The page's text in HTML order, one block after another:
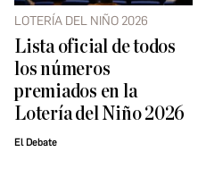
LOTERÍA DEL NIÑO 2026
Lista oficial de todos
los números
premiados en la
Lotería del Niño 2026
El Debate